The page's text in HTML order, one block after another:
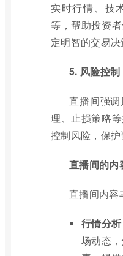
实时行情、技
等，帮助投资
定明智的交易决
5. 风险控制
直播间强
理、止损策略
控制风险，保护
直播间的内
直播间内容
行情分析
场动态